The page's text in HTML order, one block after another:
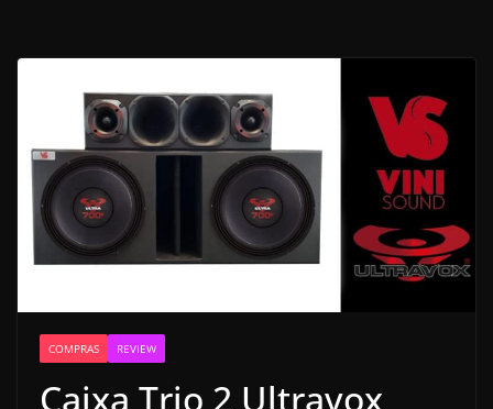
COMPRAS REVIEW
Caixa Trio 2 Ultravox